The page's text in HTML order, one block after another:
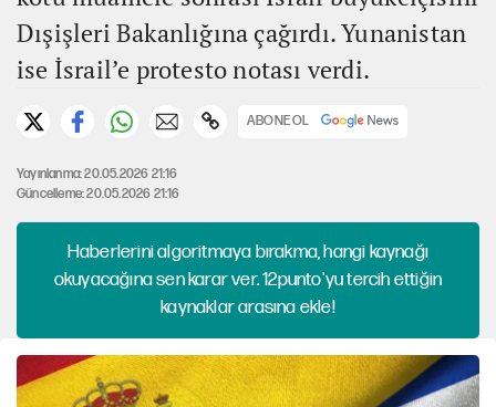
Dışişleri Bakanlığına çağırdı. Yunanistan
ise İsrail’e protesto notası verdi.
ABONE OL
Yayınlanma: 20.05.2026 21:16
Güncelleme: 20.05.2026 21:16
Haberlerini algoritmaya bırakma, hangi kaynağı
okuyacağına sen karar ver. 12punto'yu tercih ettiğin
kaynaklar arasına ekle!